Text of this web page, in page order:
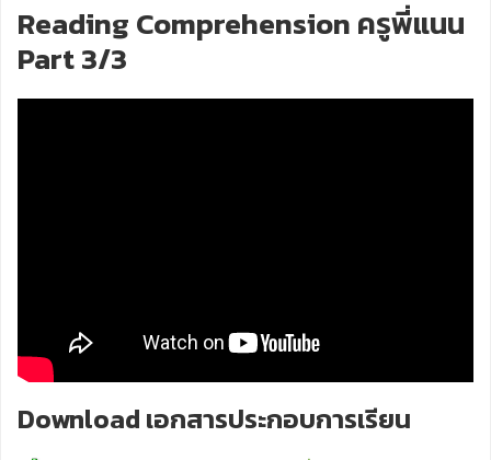
Reading Comprehension ครูพี่แนน
Part 3/3
Download เอกสารประกอบการเรียน